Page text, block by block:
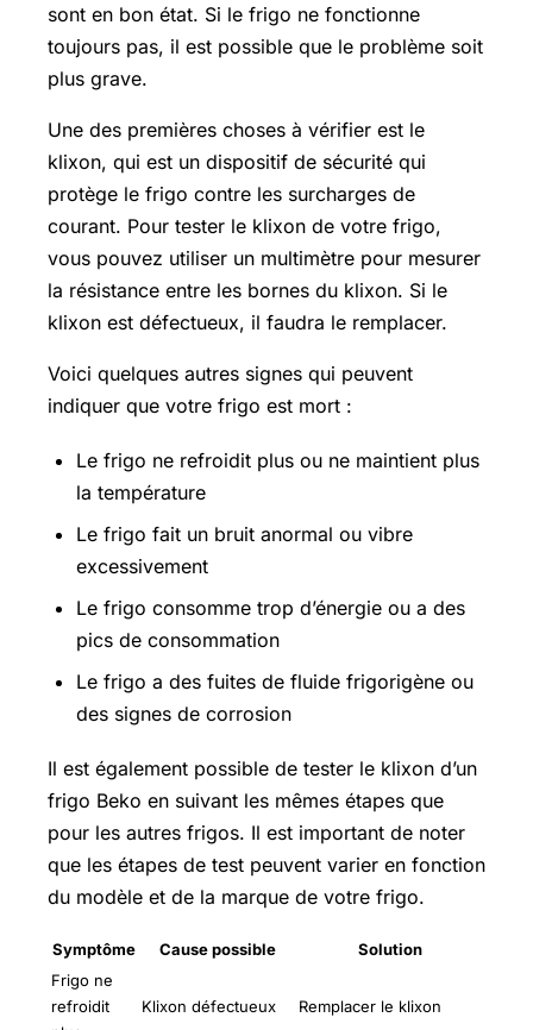
sont en bon état. Si le frigo ne fonctionne
toujours pas, il est possible que le problème soit
plus grave.
Une des premières choses à vérifier est le
klixon, qui est un dispositif de sécurité qui
protège le frigo contre les surcharges de
courant. Pour tester le klixon de votre frigo,
vous pouvez utiliser un multimètre pour mesurer
la résistance entre les bornes du klixon. Si le
klixon est défectueux, il faudra le remplacer.
Voici quelques autres signes qui peuvent
indiquer que votre frigo est mort :
Le frigo ne refroidit plus ou ne maintient plus
la température
Le frigo fait un bruit anormal ou vibre
excessivement
Le frigo consomme trop d’énergie ou a des
pics de consommation
Le frigo a des fuites de fluide frigorigène ou
des signes de corrosion
Il est également possible de tester le klixon d’un
frigo Beko en suivant les mêmes étapes que
pour les autres frigos. Il est important de noter
que les étapes de test peuvent varier en fonction
du modèle et de la marque de votre frigo.
Symptôme Cause possible
Solution
Frigo ne
refroidit
Klixon défectueux Remplacer le klixon